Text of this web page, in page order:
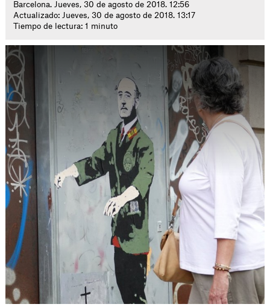
Barcelona. Jueves, 30 de agosto de 2018. 12:56
Actualizado: Jueves, 30 de agosto de 2018. 13:17
Tiempo de lectura: 1 minuto